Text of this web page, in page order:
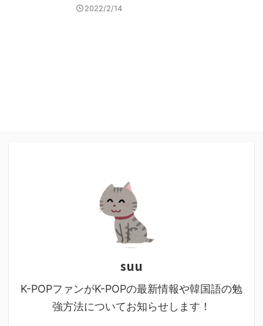
2022/2/14
suu
K-POPファンがK-POPの最新情報や韓国語の勉
強方法についてお知らせします！